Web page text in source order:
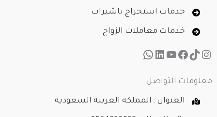
خدمات استخراج تاشيرات
خدمات معاملات الزواج
إنستجرام
تيك توكفيسبوك
يوتيوب
لينكد إن واتساب
معلومات التواصل
العنوان : المملكة العربية السعودية